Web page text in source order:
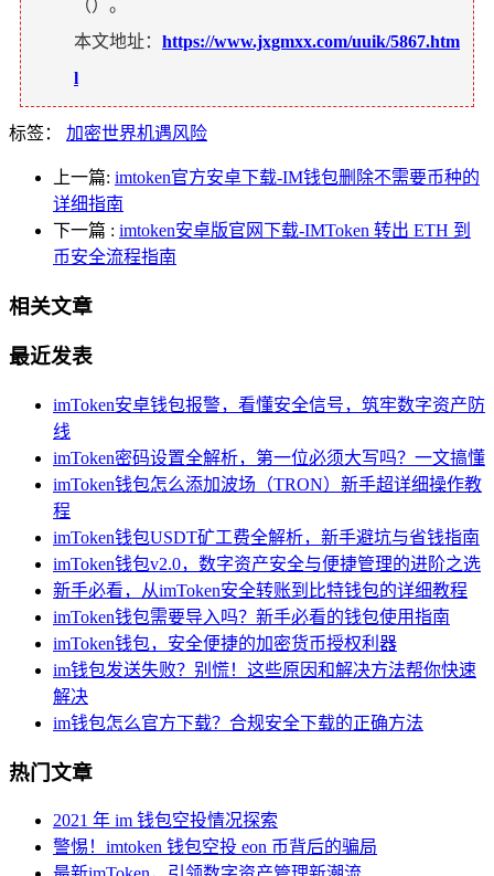
（）。
本文地址： https://www.jxgmxx.com/uuik/5867.htm
l
标签： 加密世界机遇风险
上一篇: imtoken官方安卓下载-IM钱包删除不需要币种的
详细指南
下一篇 : imtoken安卓版官网下载-IMToken 转出 ETH 到
币安全流程指南
相关文章
最近发表
imToken安卓钱包报警，看懂安全信号，筑牢数字资产防
线
imToken密码设置全解析，第一位必须大写吗？一文搞懂
imToken钱包怎么添加波场（TRON）新手超详细操作教
程
imToken钱包USDT矿工费全解析，新手避坑与省钱指南
imToken钱包v2.0，数字资产安全与便捷管理的进阶之选
新手必看，从imToken安全转账到比特钱包的详细教程
imToken钱包需要导入吗？新手必看的钱包使用指南
imToken钱包，安全便捷的加密货币授权利器
im钱包发送失败？别慌！这些原因和解决方法帮你快速
解决
im钱包怎么官方下载？合规安全下载的正确方法
热门文章
2021 年 im 钱包空投情况探索
警惕！imtoken 钱包空投 eon 币背后的骗局